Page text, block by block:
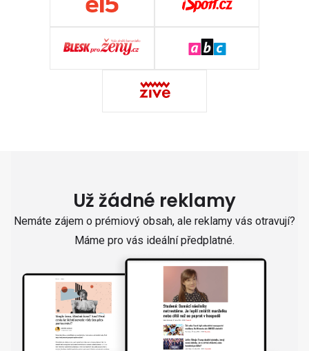
Už žádné reklamy
Nemáte zájem o prémiový obsah, ale reklamy vás otravují?
Máme pro vás ideální předplatné.